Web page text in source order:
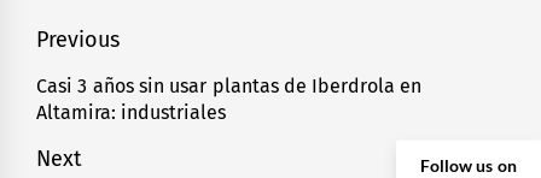
Navegación
de
entradas
Previous
Previous
post:
Casi 3 años sin usar plantas de Iberdrola en
Altamira: industriales
Next
Follow us on